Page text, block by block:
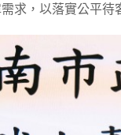
求，以落實公平